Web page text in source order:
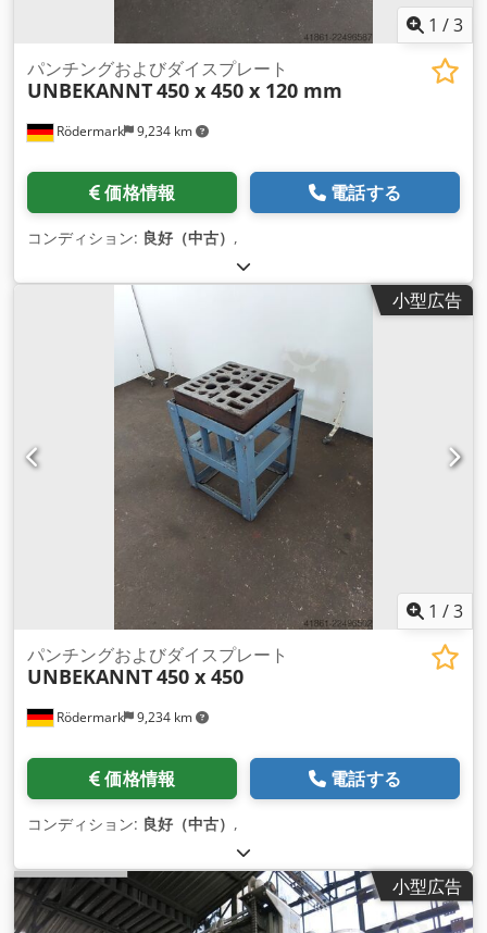
1 /3
Rödermark 9,234 km
パンチングおよびダイスプレート
UNBEKANNT450 x 450 x 120 mm
価格情報 電話する
コンディション: 良好（中古） ,
小型広告
1 /3
Rödermark 9,234 km
パンチングおよびダイスプレート
UNBEKANNT450 x 450
価格情報 電話する
コンディション: 良好（中古） ,
小型広告